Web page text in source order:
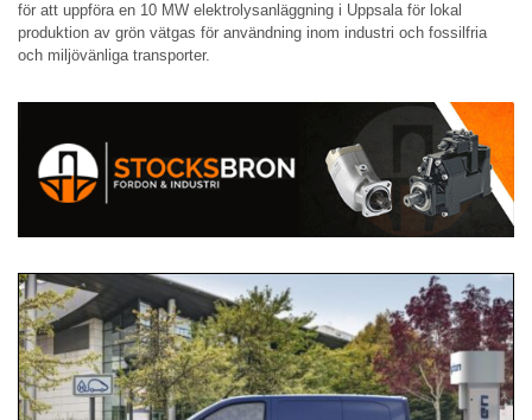
för att uppföra en 10 MW elektrolysanläggning i Uppsala för lokal
produktion av grön vätgas för användning inom industri och fossilfria
och miljövänliga transporter.